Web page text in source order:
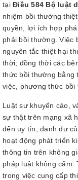
tại Điều 584 Bộ luật
nhiệm bồi thường
quyền, lợi ích hợp
phải bồi thường. Việc
nguyên tắc thiệt hại
thời; đồng thời các
thức bồi thường bằng
việc, phương thức bồi
Luật sư khuyến cáo,
sự thật trên mạng xã
đến uy tín, danh dự
hoạt động phát triển
thông tin trên không
pháp luật không cấm.
trong việc cung cấp